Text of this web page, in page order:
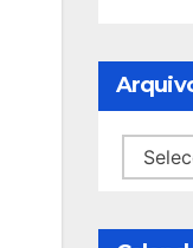
Arquivo